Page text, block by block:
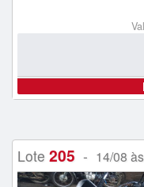
Lote 205 - 14/08